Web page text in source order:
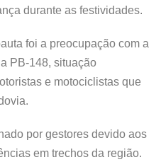
durante as festividades.
foi a preocupação com a
PB-148, situação
e motociclistas que
por gestores devido aos
em trechos da região.